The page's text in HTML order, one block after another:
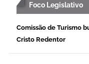
Foco Legislativo
Comissão de Turismo
Cristo Redentor